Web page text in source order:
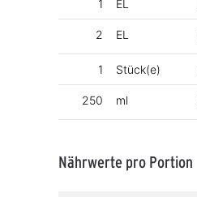
1 EL
2 EL
1 Stück(e)
250 ml
Nährwerte pro Portion